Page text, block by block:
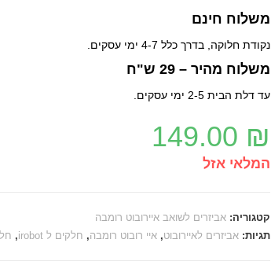
משלוח חינם
נקודת חלוקה, בדרך כלל 4-7 ימי עסקים.
משלוח מהיר – 29 ש"ח
עד דלת הבית 2-5 ימי עסקים.
149.00 ₪
המלאי אזל
קטגוריה: אביזרים לשואב איירובוט רומבה
תגיות: אביזרים לאיירובוט, איי רובוט רומבה, חלקים ל irobot ,